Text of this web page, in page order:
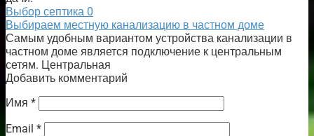
Выбор септика 0
Выбираем местную канализацию в частном доме
Самым удобным вариантом устройства канализации в
частном доме является подключение к центральным
сетям. Центральная
Добавить комментарий
Имя *
Email *